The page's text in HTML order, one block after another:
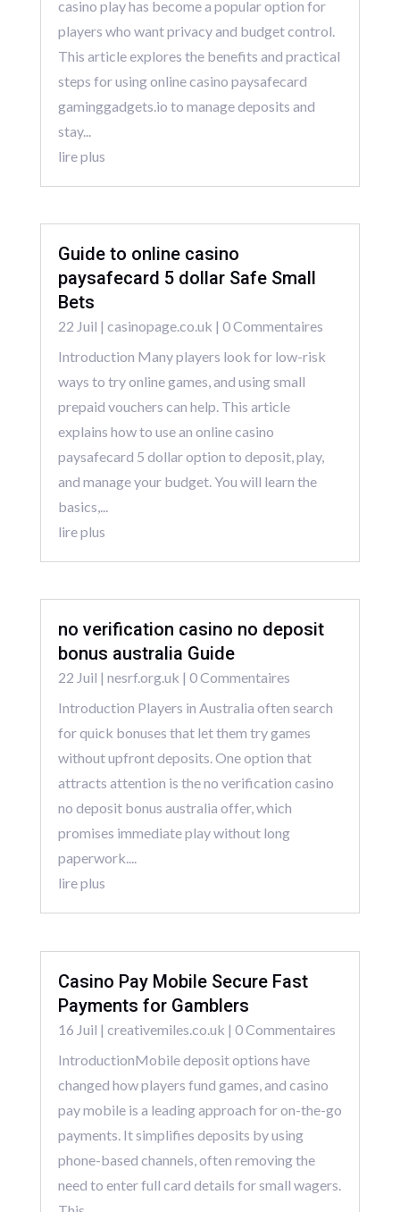
casino play has become a popular option for
players who want privacy and budget control.
This article explores the benefits and practical
steps for using online casino paysafecard
gaminggadgets.io to manage deposits and
stay...
lire plus
Guide to online casino
paysafecard 5 dollar Safe Small
Bets
22 Juil | casinopage.co.uk | 0 Commentaires
Introduction Many players look for low-risk
ways to try online games, and using small
prepaid vouchers can help. This article
explains how to use an online casino
paysafecard 5 dollar option to deposit, play,
and manage your budget. You will learn the
basics,...
lire plus
no verification casino no deposit
bonus australia Guide
22 Juil | nesrf.org.uk | 0 Commentaires
Introduction Players in Australia often search
for quick bonuses that let them try games
without upfront deposits. One option that
attracts attention is the no verification casino
no deposit bonus australia offer, which
promises immediate play without long
paperwork....
lire plus
Casino Pay Mobile Secure Fast
Payments for Gamblers
16 Juil | creativemiles.co.uk | 0 Commentaires
IntroductionMobile deposit options have
changed how players fund games, and casino
pay mobile is a leading approach for on-the-go
payments. It simplifies deposits by using
phone-based channels, often removing the
need to enter full card details for small wagers.